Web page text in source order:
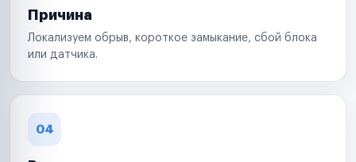
Причина
Локализуем обрыв, короткое замыкание, сбой блока
или датчика.
04